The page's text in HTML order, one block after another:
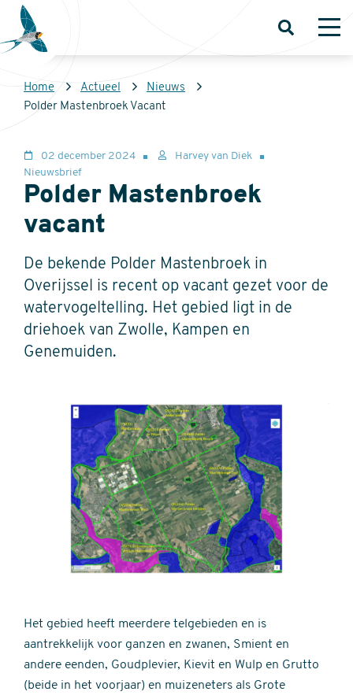
Overslaan
naar
inhoud
gaan
Sovon
Homepage
Open
Kruimelpad
Home Actueel
Nieuws
Polder Mastenbroek Vacant
Polder Mastenbroek
vacant
02 december 2024
Harvey van Diek
Nieuwsbrief
De bekende Polder Mastenbroek in
Overijssel is recent op vacant gezet voor de
watervogeltelling. Het gebied ligt in de
driehoek van Zwolle, Kampen en
Genemuiden.
Het gebied heeft meerdere telgebieden en is
aantrekkelijk voor ganzen en zwanen, Smient en
andere eenden, Goudplevier, Kievit en Wulp en Grutto
(beide in het voorjaar) en muizeneters als Grote